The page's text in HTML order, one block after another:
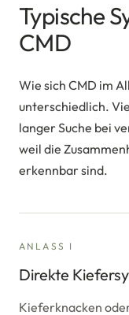
Typische
CMD
Wie sich CMD im
unterschiedlich.
langer Suche bei
weil die
erkennbar sind.
ANLASS I
Direkte
Kieferknacken